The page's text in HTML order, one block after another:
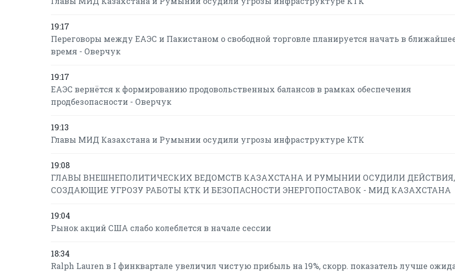
19:17
Переговоры между ЕАЭС и Пакистаном о свободной торговле планируется начать в
время - Оверчук
19:17
ЕАЭС вернётся к формированию продовольственных балансов в рамках обеспечения
продбезопасности - Оверчук
19:13
Главы МИД Казахстана и Румынии осудили угрозы инфраструктуре КТК
19:08
ГЛАВЫ ВНЕШНЕПОЛИТИЧЕСКИХ ВЕДОМСТВ КАЗАХСТАНА И РУМЫНИИ ОСУДИЛИ ДЕЙСТВИЯ,
СОЗДАЮЩИЕ УГРОЗУ РАБОТЫ КТК И БЕЗОПАСНОСТИ ЭНЕРГОПОСТАВОК - МИД КАЗАХСТАНА
19:04
Рынок акций США слабо колеблется в начале сессии
18:34
Ralph Lauren в I финквартале увеличил чистую прибыль на 19%, скорр. показатель лучше